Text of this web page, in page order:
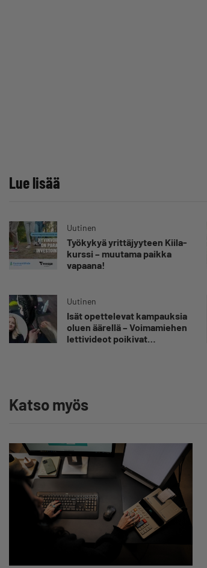
Lue lisää
Uutinen
Työkykyä yrittäjyyteen Kiila-
kurssi – muutama paikka
vapaana!
Uutinen
Isät opettelevat kampauksia
oluen äärellä – Voimamiehen
lettivideot poikivat
Katso myös